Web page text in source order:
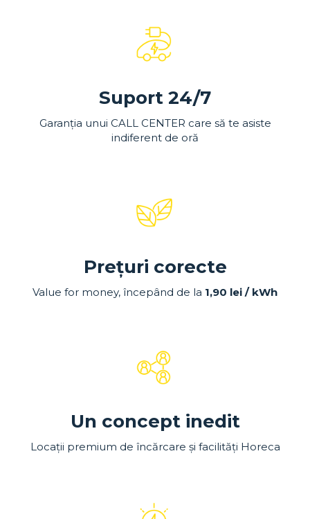
Suport 24/7
Garanția unui CALL CENTER care să te asiste
indiferent de oră
Prețuri corecte
Value for money, începând de la 1,90 lei / kWh
Un concept inedit
Locații premium de încărcare și facilități Horeca